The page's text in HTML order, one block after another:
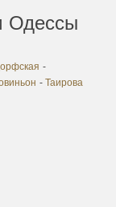
Одессы
-
- Таирова